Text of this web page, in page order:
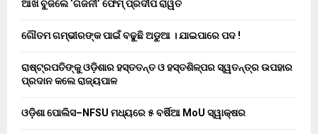
ଆଖି ବୁଜିଲେ ‘ଗଜନୀ’ ଫେମ୍ ପ୍ରଦୀପ ରାୱତ
ଗୌତମ ଗମ୍ଭୀରଙ୍କ ପାଇଁ ବଢୁଛି ଅଡୁଆ । ଯାଇପାରେ ପଦ !
ରାଷ୍ଟ୍ରପତିଙ୍କୁ ଓଡ଼ିଶାର ହସ୍ତତନ୍ତ ଓ ହସ୍ତଶିଳ୍ପର ସ୍ୱତନ୍ତ୍ର ଉପହାର
ପ୍ରଦାନ କଲେ ରାଜ୍ୟପାଳ
ଓଡ଼ିଶା ପୋଲିସ–NFSU ମଧ୍ୟରେ ୫ ବର୍ଷିଆ MoU ସ୍ୱାକ୍ଷର